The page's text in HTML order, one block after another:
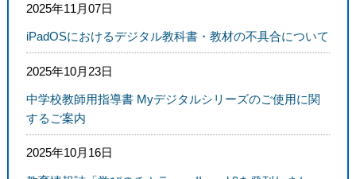
2025年11月07日
iPadOSにおけるデジタル教科書・教材の不具合について
2025年10月23日
中学校教師用指導書 Myデジタルシリーズのご使用に関
するご案内
2025年10月16日